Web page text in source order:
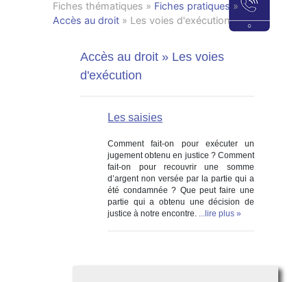
Fiches thématiques » Fiches pratiques »
Accès au droit » Les voies d'exécution
Accès au droit » Les voies
d'exécution
Les saisies
Comment fait-on pour exécuter un
jugement obtenu en justice ? Comment
fait-on pour recouvrir une somme
d’argent non versée par la partie qui a
été condamnée ? Que peut faire une
partie qui a obtenu une décision de
justice à notre encontre. ...lire plus »